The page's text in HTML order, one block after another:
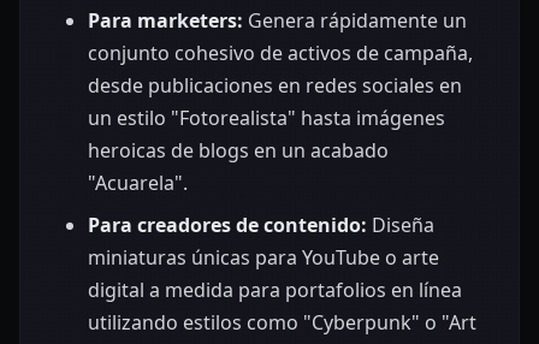
Para marketers: Genera rápidamente un
conjunto cohesivo de activos de campaña,
desde publicaciones en redes sociales en
un estilo "Fotorealista" hasta imágenes
heroicas de blogs en un acabado
"Acuarela".
Para creadores de contenido: Diseña
miniaturas únicas para YouTube o arte
digital a medida para portafolios en línea
utilizando estilos como "Cyberpunk" o "Art